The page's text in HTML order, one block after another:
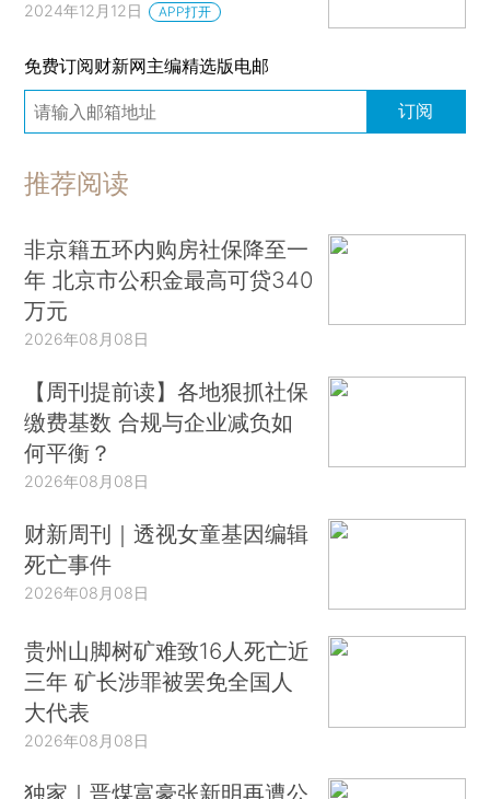
2024年12月12日 APP打开
免费订阅财新网主编精选版电邮
订阅
推荐阅读
非京籍五环内购房社保降至一
年 北京市公积金最高可贷340
万元
2026年08月08日
【周刊提前读】各地狠抓社保
缴费基数 合规与企业减负如
何平衡？
2026年08月08日
财新周刊｜透视女童基因编辑
死亡事件
2026年08月08日
贵州山脚树矿难致16人死亡近
三年 矿长涉罪被罢免全国人
大代表
2026年08月08日
独家｜晋煤富豪张新明再遭公